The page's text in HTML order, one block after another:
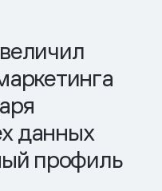
данных
профиль